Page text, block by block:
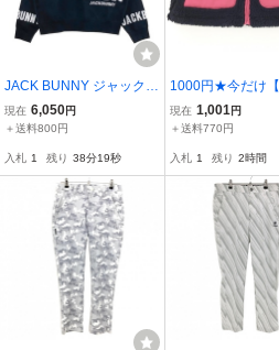
JACK BUNNY ジャックバ
ニー 2024年モデル ニッ
トパーカー ロゴ刺繍 ブラ
ゴルフウェア メンズ
現在 6,050円
＋送料800円
入札 1 残り 38分18秒
1000円★今だけ
ジャックバニー ボ
ート ネイビー×ピ
レディース 1(M)
現在 1,001 円
＋送料770円
入札 1 残り 2時間